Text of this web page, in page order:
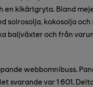
en kikärtgryta. Bland
solrosolja, kokosolja och
baljväxter och från
webbomnibuss.
svarande var 1 601.